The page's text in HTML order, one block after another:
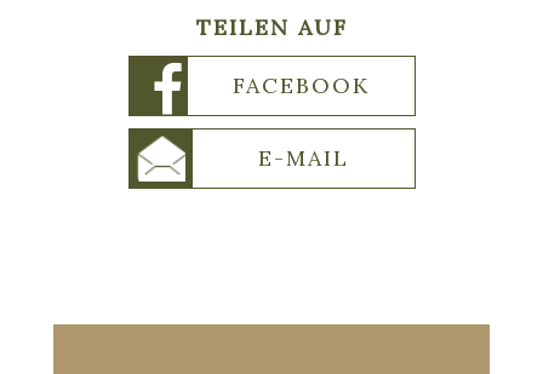
TEILEN AUF
FACEBOOK
E-MAIL